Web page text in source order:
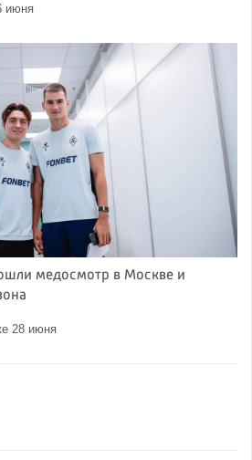
июня
медосмотр в Москве и
28 июня